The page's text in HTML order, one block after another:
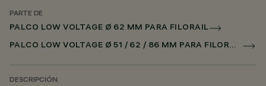
PARTE DE
PALCO LOW VOLTAGE Ø 62 MM PARA FILORAIL
PALCO LOW VOLTAGE Ø 51 / 62 / 86 MM PARA FILORAIL DALI POWERLINE
DESCRIPCIÓN